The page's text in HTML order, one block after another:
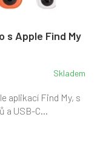
s Apple Find My
Skladem
aplikací Find My, s
USB-C...